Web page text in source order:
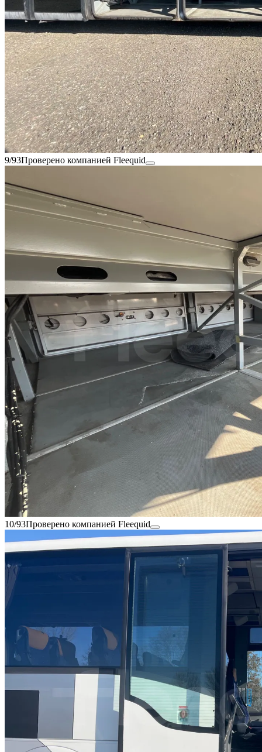
9/93Проверено компанией Fleequid
10/93Проверено компанией Fleequid